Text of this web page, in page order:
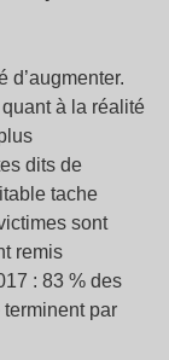
d’augmenter.
à la réalité
dits de
tache
sont
remis
: 83 % des
par